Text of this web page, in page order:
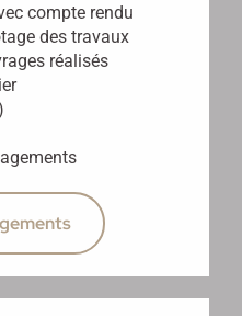
compte rendu
des travaux
réalisés